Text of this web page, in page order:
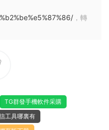
，轉
TG群發手機軟件采購
工具哪裏有